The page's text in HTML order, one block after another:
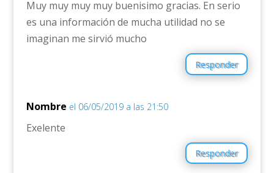
Muy muy muy muy buenisimo gracias. En serio
es una información de mucha utilidad no se
imaginan me sirvió mucho
Responder
Nombre el 06/05/2019 a las 21:50
Exelente
Responder